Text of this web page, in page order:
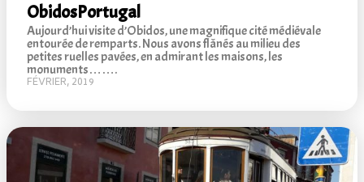
ObidosPortugal
Aujourd’hui visite d’Obidos, une magnifique cité médiévale
entourée de remparts. Nous avons flânés au milieu des
petites ruelles pavées, en admirant les maisons, les
monuments…….
FÉVRIER, 2019